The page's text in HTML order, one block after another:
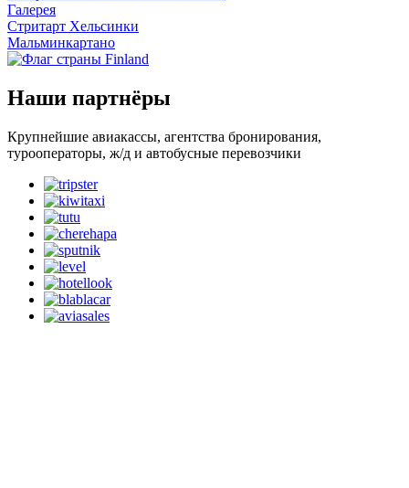
Галерея
Стритарт Хельсинки
Мальминкартано
Наши партнёры
Крупнейшие авиакассы, агентства бронирования,
турооператоры, ж/д и автобусные перевозчики